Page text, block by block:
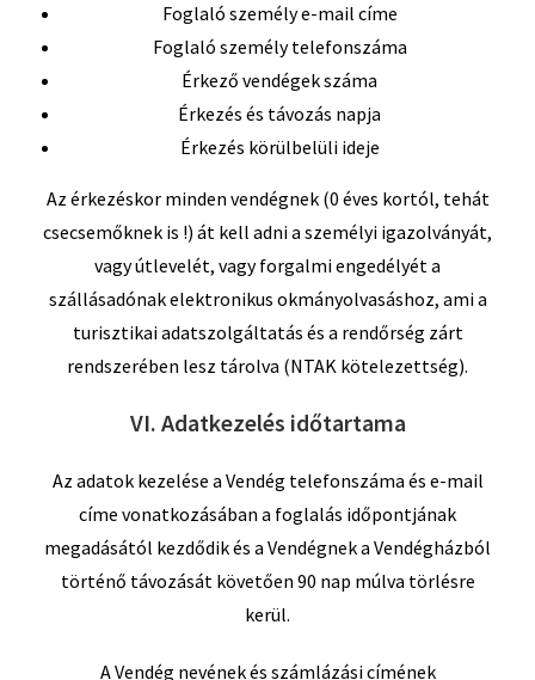
Foglaló személy e-mail címe
Foglaló személy telefonszáma
Érkező vendégek száma
Érkezés és távozás napja
Érkezés körülbelüli ideje
Az érkezéskor minden vendégnek (0 éves kortól, tehát
csecsemőknek is !) át kell adni a személyi igazolványát,
vagy útlevelét, vagy forgalmi engedélyét a
szállásadónak elektronikus okmányolvasáshoz, ami a
turisztikai adatszolgáltatás és a rendőrség zárt
rendszerében lesz tárolva (NTAK kötelezettség).
VI. Adatkezelés időtartama
Az adatok kezelése a Vendég telefonszáma és e-mail
címe vonatkozásában a foglalás időpontjának
megadásától kezdődik és a Vendégnek a Vendégházból
történő távozását követően 90 nap múlva törlésre
kerül.
A Vendég nevének és számlázási címének